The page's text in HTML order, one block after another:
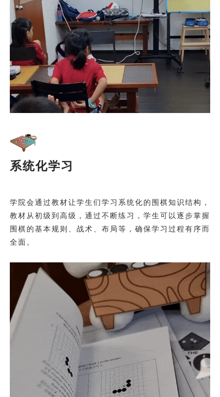
系统化学习
学院会通过教材让学生们学习系统化的围棋知识结构，
教材从初级到高级，通过不断练习，学生可以逐步掌握
围棋的基本规则、战术、布局等，确保学习过程有序而
全面。